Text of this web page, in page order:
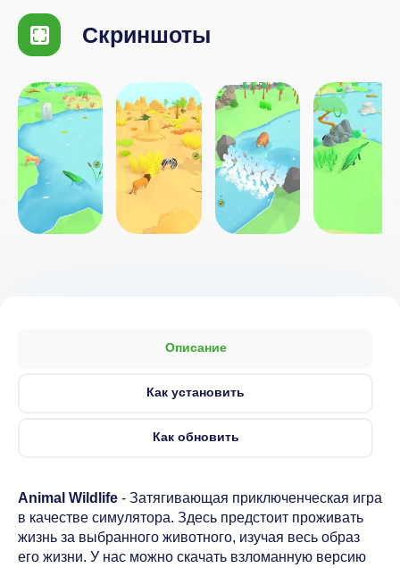
Скриншоты
Описание
Как установить
Как обновить
Animal Wildlife - Затягивающая приключенческая игра
в качестве симулятора. Здесь предстоит проживать
жизнь за выбранного животного, изучая весь образ
его жизни. У нас можно скачать взломанную версию